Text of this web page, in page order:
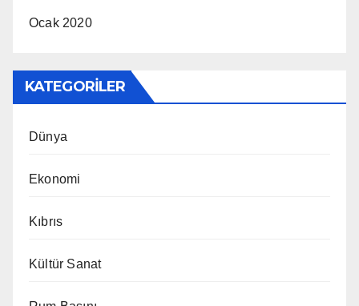
Ocak 2020
KATEGORILER
Dünya
Ekonomi
Kıbrıs
Kültür Sanat